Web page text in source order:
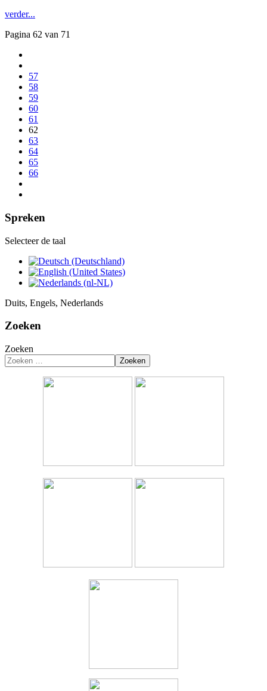
verder...
Pagina 62 van 71
57
58
59
60
61
62
63
64
65
66
Spreken
Selecteer de taal
Duits, Engels, Nederlands
Zoeken
Zoeken
Zoeken